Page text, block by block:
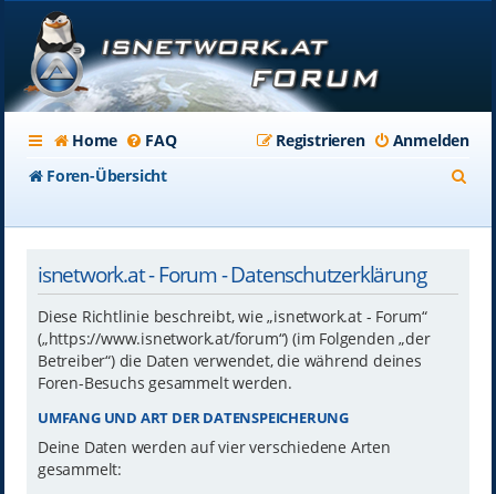
Home FAQ Anmelden
Registrieren
Foren-Übersicht
isnetwork.at - Forum - Datenschutzerklärung
Diese Richtlinie beschreibt, wie „isnetwork.at - Forum“
(„https://www.isnetwork.at/forum“) (im Folgenden „der
Betreiber“) die Daten verwendet, die während deines
Foren-Besuchs gesammelt werden.
UMFANG UND ART DER DATENSPEICHERUNG
Deine Daten werden auf vier verschiedene Arten
gesammelt: